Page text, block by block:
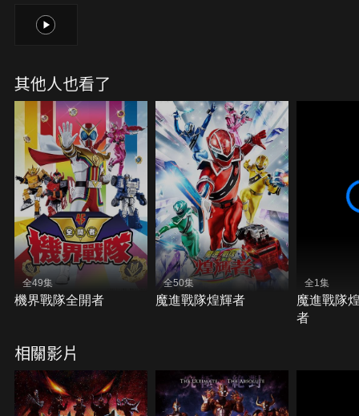
魯邦紅夜野魁利也加入尋找祕寶的行列，超級戰隊和
壞蛋們圍繞著許願寶石展開爭奪戰…。
1
其他人也看了
全49集
機界戰隊全開者
全50集
魔進戰隊煌輝者
全1集
魔進戰隊
者
相關影片